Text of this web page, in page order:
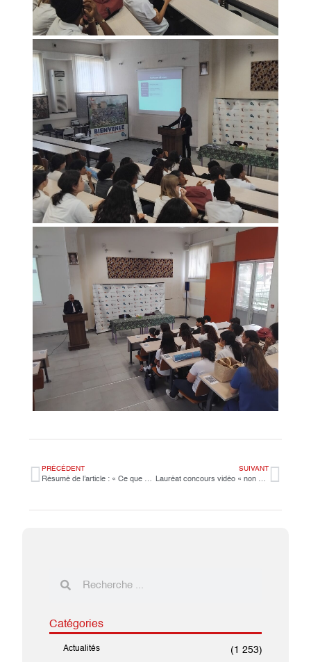
PRÉCÉDENT
Résumé de l’article : « Ce que ChatGPT change à l’évaluation des élèves »
SUIVANT
Lauréat concours vidéo « non au harcèlement »
Catégories
Actualités (1 253)